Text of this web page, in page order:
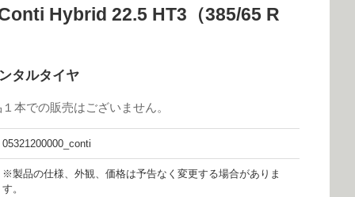
Hybrid 22.5 HT3（385/65 R
タルタイヤ
本での販売はございません。
05321200000_conti
※製品の仕様、外観、価格は予告なく変更する場合がありま
す。